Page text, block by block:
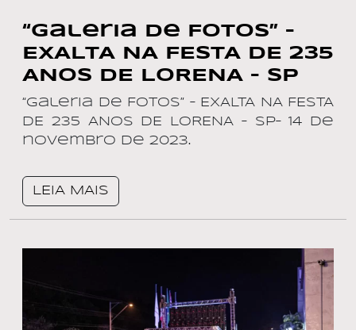
“Galeria de Fotos” –
EXALTA NA FESTA DE 235
ANOS DE LORENA – SP
“Galeria de Fotos” – EXALTA NA FESTA
DE 235 ANOS DE LORENA – SP– 14 de
novembro de 2023.
LEIA MAIS